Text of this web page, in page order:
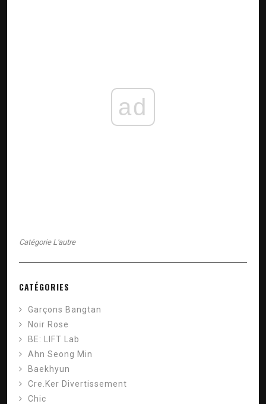
ad
Catégorie L'autre
CATÉGORIES
Garçons Bangtan
Noir Rose
BE: LIFT Lab
Ahn Seong Min
Baekhyun
Cre.Ker Divertissement
Chic